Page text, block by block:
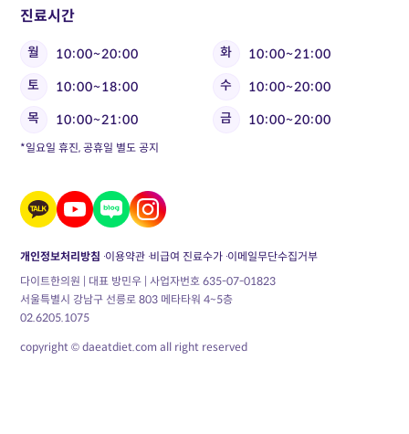
진료시간
월 10:00~20:00 화
10:00~21:00
토
10:00~18:00 수
10:00~20:00
목
10:00~21:00 금 10:00~20:00
*일요일 휴진, 공휴일 별도 공지
개인정보처리방침 이용약관 비급여 진료수가 이메일무단수집거부
다이트한의원 | 대표 방민우 | 사업자번호 635-07-01823
서울특별시 강남구 선릉로 803 메타타워 4~5층
02.6205.1075
copyright © daeatdiet.com all right reserved